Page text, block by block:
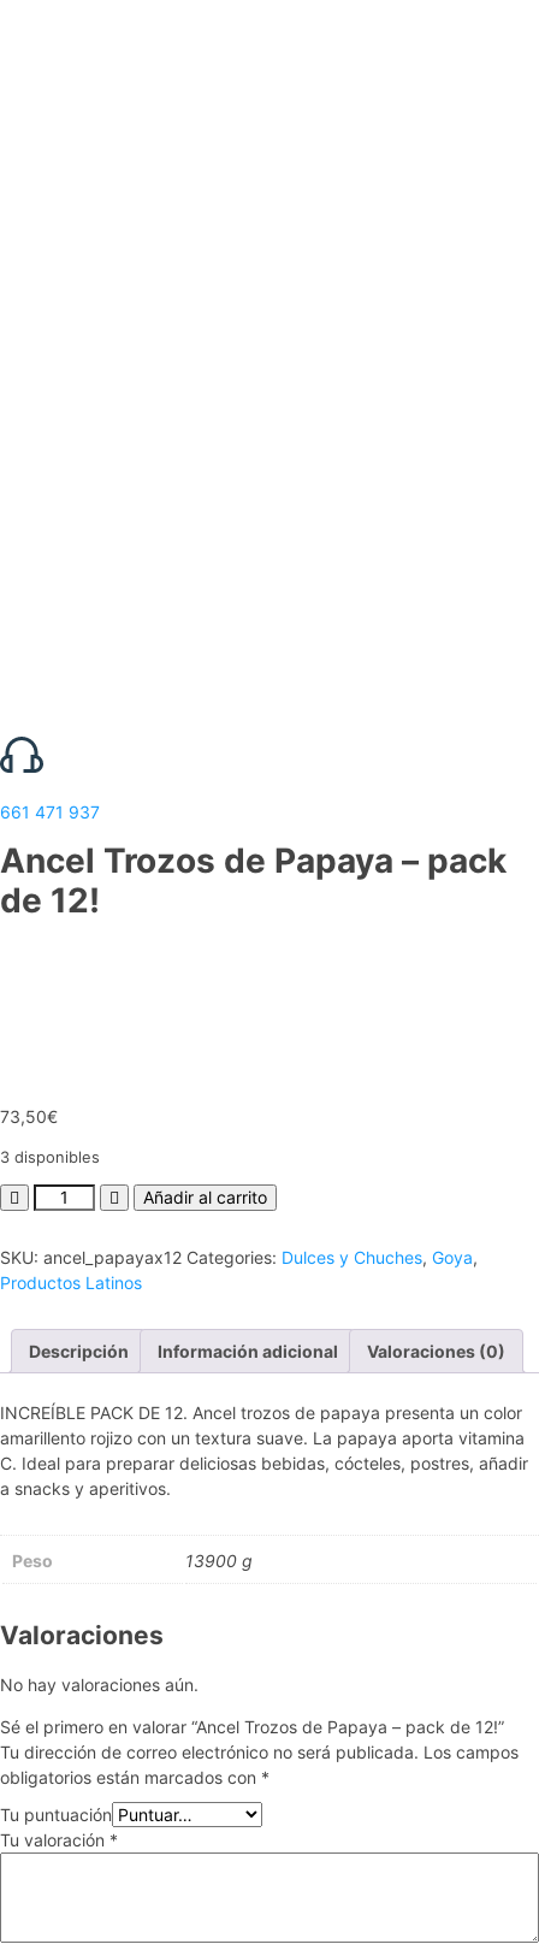
661 471 937
Ancel Trozos de Papaya – pack
de 12!
73,50€
3 disponibles
Añadir al carrito
SKU: ancel_papayax12 Categories: Dulces y Chuches, Goya,
Productos Latinos
Descripción Información adicional Valoraciones (0)
INCREÍBLE PACK DE 12. Ancel trozos de papaya presenta un color
amarillento rojizo con un textura suave. La papaya aporta vitamina
C. Ideal para preparar deliciosas bebidas, cócteles, postres, añadir
a snacks y aperitivos.
Peso 13900 g
Valoraciones
No hay valoraciones aún.
Sé el primero en valorar “Ancel Trozos de Papaya – pack de 12!”
Tu dirección de correo electrónico no será publicada. Los campos
obligatorios están marcados con *
Tu puntuación
Tu valoración *